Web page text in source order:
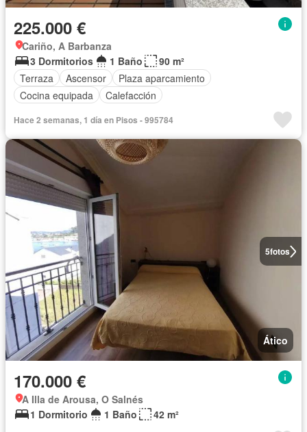
225.000 €
Cariño, A Barbanza
3 Dormitorios
1 Baño
90 m²
Terraza
Ascensor
Plaza aparcamiento
Cocina equipada
Calefacción
Hace 2 semanas, 1 día en Pisos - 995784
5fotos
Ático
170.000 €
A Illa de Arousa, O Salnés
1 Dormitorio
1 Baño 42 m²